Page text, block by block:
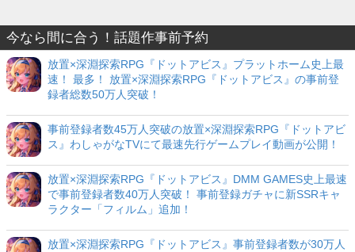
今なら間に合う！話題作事前予約
放置×深淵探索RPG『ドットアビス』プラットホーム史上最
速！ 最多！ 放置×深淵探索RPG『ドットアビス』の事前登
録者総数50万人突破！
事前登録者数45万人突破の放置×深淵探索RPG『ドットアビ
ス』わしゃがなTVにて最速先行ゲームプレイ動画が公開！
放置×深淵探索RPG『ドットアビス』DMM GAMES史上最速
で事前登録者数40万人突破！ 事前登録ガチャに新SSRキャ
ラクター「フィルム」追加！
放置×深淵探索RPG『ドットアビス』事前登録者数が30万人